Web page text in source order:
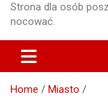
Strona dla osób
nocować.
Home
Miasto